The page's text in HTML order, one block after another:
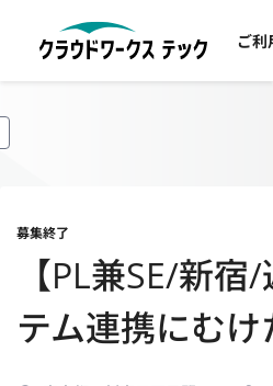
ご利
募集終了
【PL兼SE/新
テム連携にむ